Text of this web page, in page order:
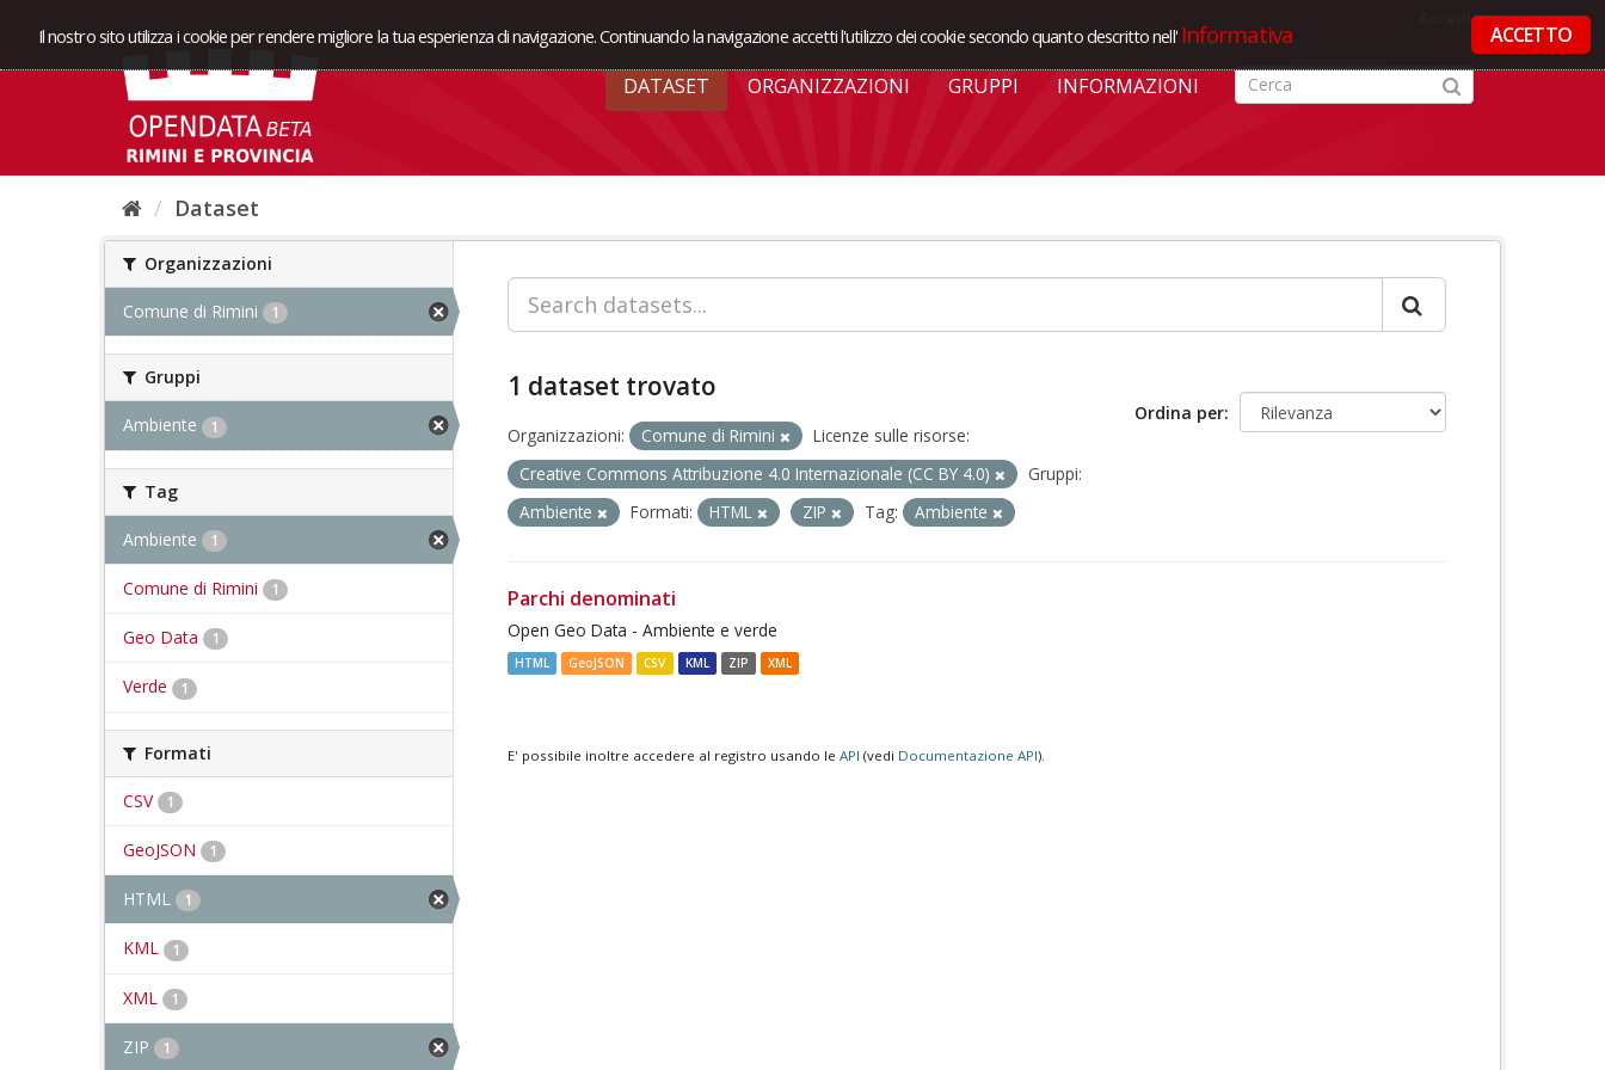
Il nostro sito utilizza i cookie per rendere migliore la tua esperienza di navigazione. Continuando la navigazione accetti l'utilizzo dei cookie secondo quanto descritto nell' Informativa ACCETTO
DATASET ORGANIZZAZIONI GRUPPI INFORMAZIONI
Dataset
Organizzazioni
Comune di Rimini 1
Gruppi
Ambiente 1
Tag
Ambiente 1
Comune di Rimini 1
Geo Data 1
Verde 1
Formati
CSV 1
GeoJSON 1
HTML 1
KML 1
XML 1
ZIP 1
Ordina per
1 dataset trovato
Organizzazioni: Comune di Rimini
Licenze sulle risorse:
Creative Commons Attribuzione 4.0 Internazionale (CC BY 4.0)
Gruppi:
Ambiente
Formati: HTML ZIP Tag: Ambiente
Parchi denominati
Open Geo Data - Ambiente e verde
HTML GeoJSON CSV KML ZIP XML
E' possibile inoltre accedere al registro usando le API (vedi Documentazione API).